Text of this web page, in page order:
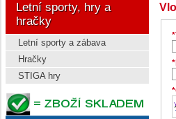
Letní sporty, hry a
hračky
Letní sporty a zábava
Hračky
STIGA hry